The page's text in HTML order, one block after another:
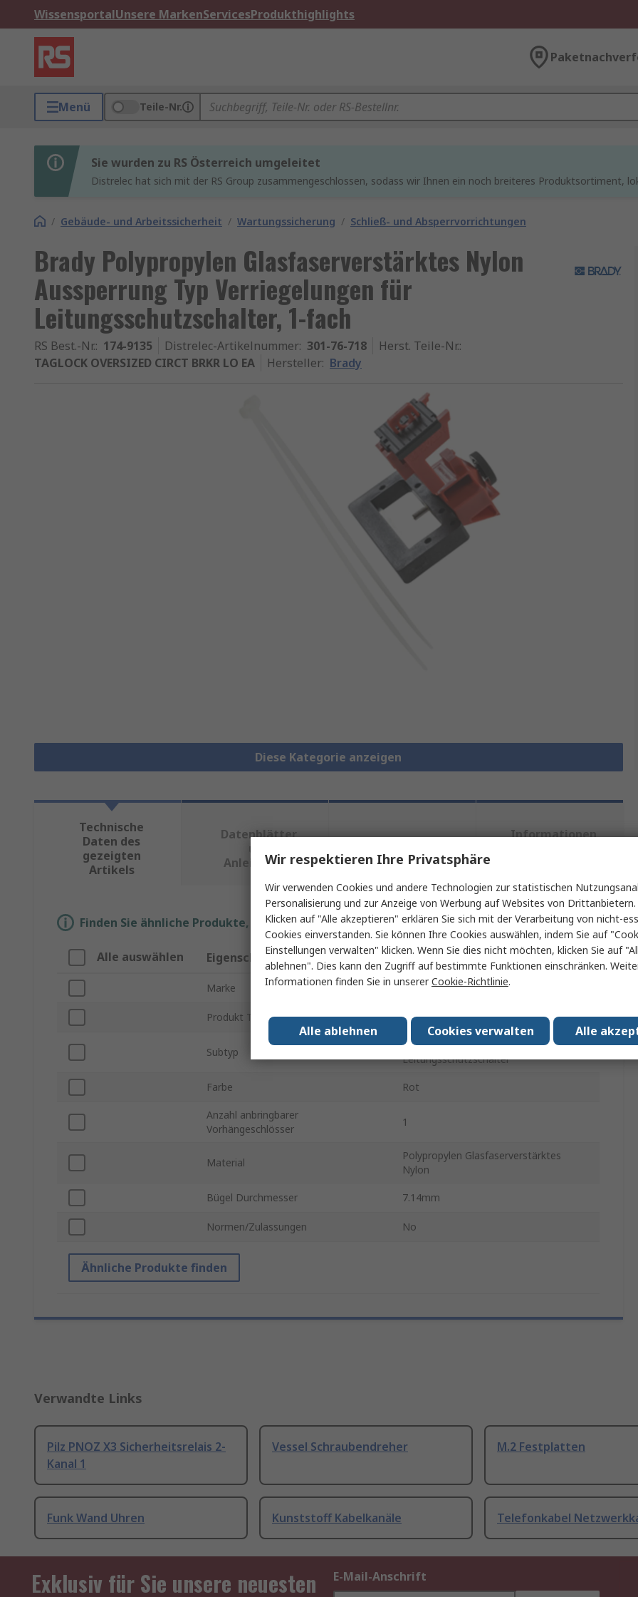
WissensportalUnsere MarkenServicesProdukthighlights
Menü Teile-Nr.
Sie wurden zu RS Österreich umgeleitet
Distrelec hat sich mit der RS Group zusammengeschlossen, sodass wir Ihnen ein noch breiteres Produktsortiment,
/ Gebäude- und Arbeitssicherheit / Wartungssicherung / Schließ- und Absperrvorrichtungen
Brady Polypropylen Glasfaserverstärktes Nylon
Aussperrung Typ Verriegelungen für
Leitungsschutzschalter, 1-fach
RS Best.-Nr.: 174-9135 Distrelec-Artikelnummer: 301-76-718 Herst. Teile-Nr.:
TAGLOCK OVERSIZED CIRCT BRKR LO EA
Hersteller: Brady
Diese Kategorie anzeigen
Technische
Daten des
gezeigten
Artikels
Datenblätter
Anleitungen
Rechtliche
Anforderungen
Informationen
Finden Sie ähnliche Produkte, indem Sie ein oder mehrere Eigenschaften auswählen.
Alle auswählen Eigenschaft Wert
Marke Brady
Produkt Typ Aussperrung
Subtyp
Verriegelungen für
Leitungsschutzschalter
Farbe Rot
Anzahl anbringbarer
Vorhängeschlösser
1
Material
Polypropylen Glasfaserverstärktes
Nylon
Bügel Durchmesser 7.14mm
Normen/Zulassungen No
Ähnliche Produkte finden
Verwandte Links
Pilz PNOZ X3 Sicherheitsrelais 2-
Kanal 1
Vessel Schraubendreher M.2 Festplatten
Funk Wand Uhren Kunststoff Kabelkanäle Telefonkabel
Exklusiv für Sie unsere neuesten
E-Mail-Anschrift
Wir respektieren Ihre Privatsphäre
Wir verwenden Cookies und andere Technologien zur statistischen
Personalisierung und zur Anzeige von Werbung auf Websites von
Klicken auf "Alle akzeptieren" erklären Sie sich mit der Verarbeitung von nicht-
Cookies einverstanden. Sie können Ihre Cookies auswählen, indem Sie auf
Einstellungen verwalten" klicken. Wenn Sie dies nicht möchten, klicken Sie auf
ablehnen". Dies kann den Zugriff auf bestimmte Funktionen einschränken.
Informationen finden Sie in unsererCookie-Richtlinie.
Alle
Cookies verwalten
Alle ablehnen